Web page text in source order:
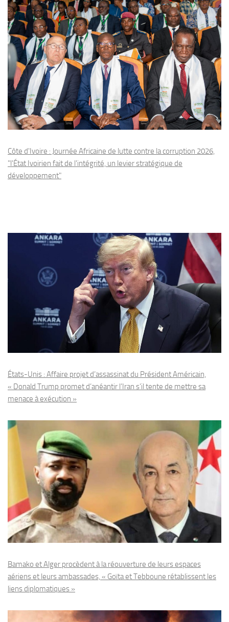
Côte d'Ivoire : Journée Africaine de lutte contre la corruption 2026,
"l'État Ivoirien fait de l'intégrité, un levier stratégique de
développement"
États-Unis : Affaire projet d’assassinat du Président Américain,
« Donald Trump promet d’anéantir l’Iran s’il tente de mettre sa
menace à exécution »
Bamako et Alger procèdent à la réouverture de leurs espaces
aériens et leurs ambassades, « Goïta et Tebboune rétablissent les
liens diplomatiques »